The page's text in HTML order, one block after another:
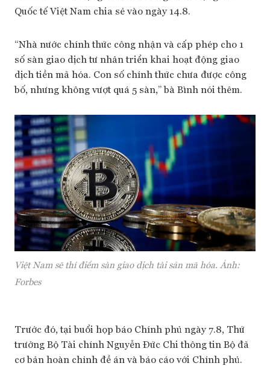
Quốc tế Việt Nam chia sẻ vào ngày 14.8.
“Nhà nước chính thức công nhận và cấp phép cho 1
số sàn giao dịch tư nhân triển khai hoạt động giao
dịch tiền mã hóa. Con số chính thức chưa được công
bố, nhưng không vượt quá 5 sàn,” bà Bình nói thêm.
Việt Nam sẽ thí điểm sàn giao dịch tài sản mã hóa. Ảnh:
Forbes
Trước đó, tại buổi họp báo Chính phủ ngày 7.8, Thứ
trưởng Bộ Tài chính Nguyễn Đức Chi thông tin Bộ đã
cơ bản hoàn chỉnh đề án và báo cáo với Chính phủ.